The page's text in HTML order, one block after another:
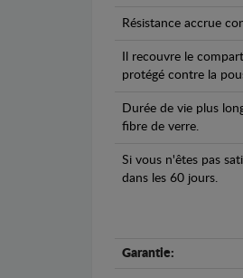
Résistance accrue
Il recouvre le
protégé contre la
Durée de vie plus
fibre de verre.
Si vous n'êtes pas
dans les 60 jours.
Garantie: